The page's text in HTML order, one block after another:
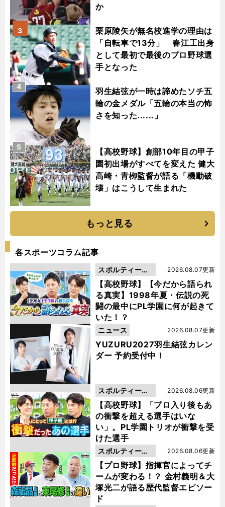
か
栗原陵矢が無名校進学の理由は
「自転車で13分」 春江工出身
として最初で最後のプロ野球選
手となった
3
羽生結弦が一時は諦めたソチ五
輪の金メダル「五輪の本当の怖
さを知った......」
4
【高校野球】創部10年目の甲子
園初出場がすべてを変えた 健大
高崎・青栁監督が語る「機動破
壊」はこうして生まれた
5
もっと見る
各スポーツコラム記事
【高校野球】【今だから語られ
る真実】1998年夏・伝説の死
闘の最中にPL学園に何が起きて
いた！？
2026.08.07更新
スポルティーバ
動画
YUZURU2027羽生結弦カレン
ダー 予約受付中！
2026.08.07更新
ニュース
【高校野球】「プロ入り後もあ
の衝撃を超える選手はいな
い」。PL学園トリオが衝撃を受
けた選手
2026.08.06更新
スポルティーバ
動画
【プロ野球】指揮官によってチ
ームが変わる！？ 金村義明＆大
塚光二が語る歴代監督エピソー
ド
2026.08.06更新
スポルティーバ
動画